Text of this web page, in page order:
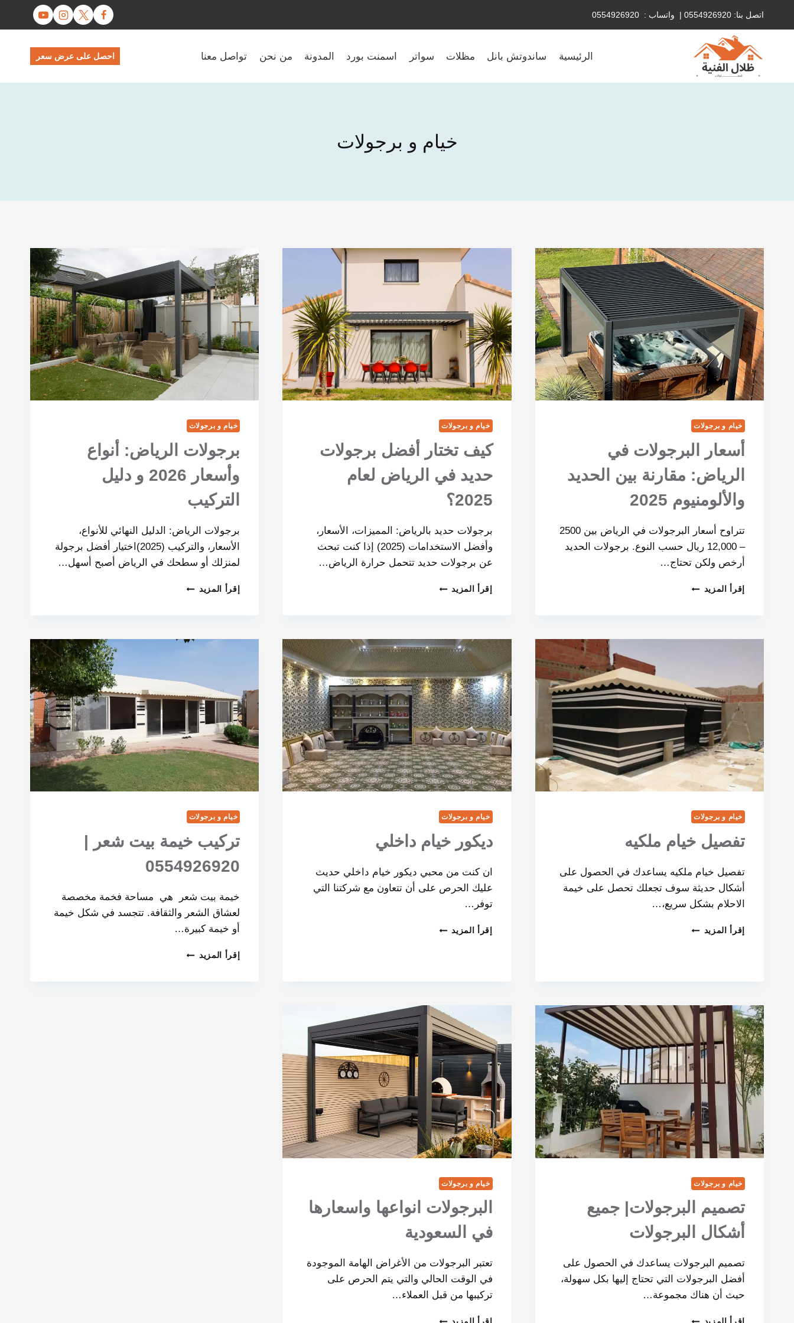
اتصل بنا: 0554926920 | واتساب : 0554926920
الرئيسية ساندوتش بانل مظلات سواتر اسمنت بورد المدونة من نحن تواصل معنا احصل على عرض سعر
خيام و برجولات
خيام و برجولات
أسعار البرجولات في
الرياض: مقارنة بين الحديد
والألومنيوم 2025
تتراوح أسعار البرجولات في الرياض بين 2500
– 12,000 ريال حسب النوع. برجولات الحديد
أرخص ولكن تحتاج…
إقرأ المزيد
خيام و برجولات
كيف تختار أفضل برجولات
حديد في الرياض لعام
2025؟
برجولات حديد بالرياض: المميزات، الأسعار،
وأفضل الاستخدامات (2025) إذا كنت تبحث
عن برجولات حديد تتحمل حرارة الرياض…
إقرأ المزيد
خيام و برجولات
برجولات الرياض: أنواع
وأسعار 2026 و دليل
التركيب
برجولات الرياض: الدليل النهائي للأنواع،
الأسعار، والتركيب (2025)اختيار أفضل برجولة
لمنزلك أو سطحك في الرياض أصبح أسهل…
إقرأ المزيد
خيام و برجولات
تفصيل خيام ملكيه
تفصيل خيام ملكيه يساعدك في الحصول على
أشكال حديثة سوف تجعلك تحصل على خيمة
الاحلام بشكل سريع،…
إقرأ المزيد
خيام و برجولات
ديكور خيام داخلي
ان كنت من محبي ديكور خيام داخلي حديث
عليك الحرص على أن تتعاون مع شركتنا التي
توفر…
إقرأ المزيد
خيام و برجولات
تركيب خيمة بيت شعر |
0554926920
خيمة بيت شعر هي مساحة فخمة مخصصة
لعشاق الشعر والثقافة. تتجسد في شكل خيمة
أو خيمة كبيرة…
إقرأ المزيد
خيام و برجولات
تصميم البرجولات| جميع
أشكال البرجولات
تصميم البرجولات يساعدك في الحصول على
أفضل البرجولات التي تحتاج إليها بكل سهولة،
حيث أن هناك مجموعة…
خيام و برجولات
البرجولات انواعها واسعارها
في السعودية
تعتبر البرجولات من الأغراض الهامة الموجودة
في الوقت الحالي والتي يتم الحرص على
تركيبها من قبل العملاء…